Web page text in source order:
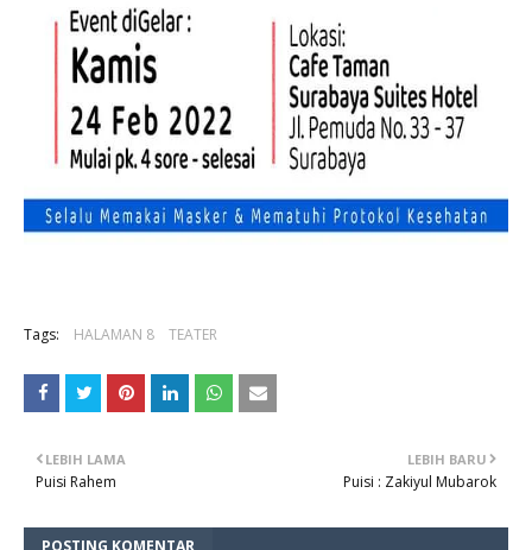
Tags: HALAMAN 8 TEATER
LEBIH BARU
Puisi : Zakiyul Mubarok
LEBIH LAMA
Puisi Rahem